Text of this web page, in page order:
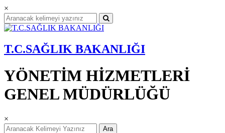
×
T.C.SAĞLIK BAKANLIĞI
YÖNETİM HİZMETLERİ
GENEL MÜDÜRLÜĞÜ
×
Ara